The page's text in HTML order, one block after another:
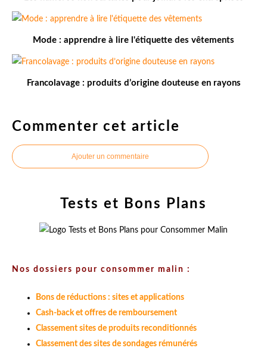
Mode : apprendre à lire l'étiquette des vêtements
Francolavage : produits d’origine douteuse en rayons
Commenter cet article
Ajouter un commentaire
Tests et Bons Plans
Nos dossiers pour consommer malin :
Bons de réductions : sites et applications
Cash-back et offres de remboursement
Classement sites de produits reconditionnés
Classement des sites de sondages rémunérés